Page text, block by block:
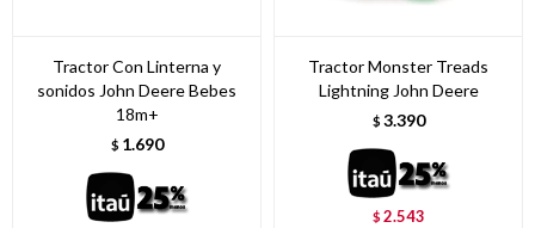
Tractor Con Linterna y
sonidos John Deere Bebes
18m+
$ 1.690
Tractor Monster Treads
Lightning John Deere
$ 3.390
$2.543